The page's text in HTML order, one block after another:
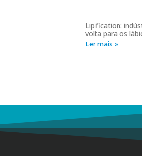
Lipification:
volta para os
Ler mais »